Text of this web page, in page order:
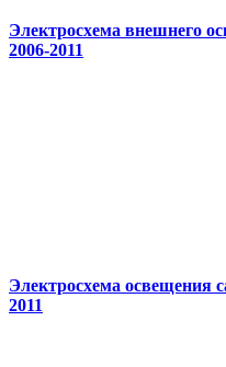
Электросхема внешнего
2006-2011
Электросхема освещения
2011